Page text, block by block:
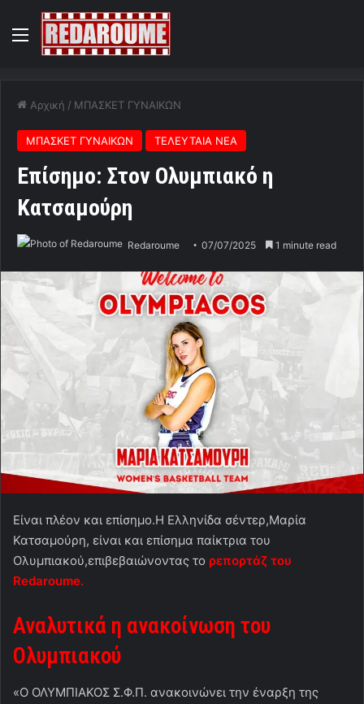
Menu
Αρχική / ΜΠΑΣΚΕΤ ΓΥΝΑΙΚΩΝ
ΜΠΑΣΚΕΤ ΓΥΝΑΙΚΩΝ ΤΕΛΕΥΤΑΙΑ ΝΕΑ
Επίσημο: Στον Ολυμπιακό η
Κατσαμούρη
Redaroume 07/07/2025 1 minute read
Είναι πλέον και επίσημο.Η Ελληνίδα σέντερ,Μαρία
Κατσαμούρη, είναι και επίσημα παίκτρια του
Ολυμπιακού,επιβεβαιώνοντας το ρεπορτάζ του
Redaroume.
Αναλυτικά η ανακοίνωση του
Ολυμπιακού
«Ο ΟΛΥΜΠΙΑΚΟΣ Σ.Φ.Π. ανακοινώνει την έναρξη της